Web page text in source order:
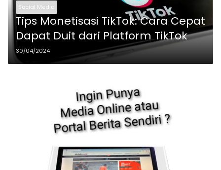
Social Media
Tips Monetisasi TikTok: Cara Cepat
Dapat Duit dari Platform TikTok
30/04/2024